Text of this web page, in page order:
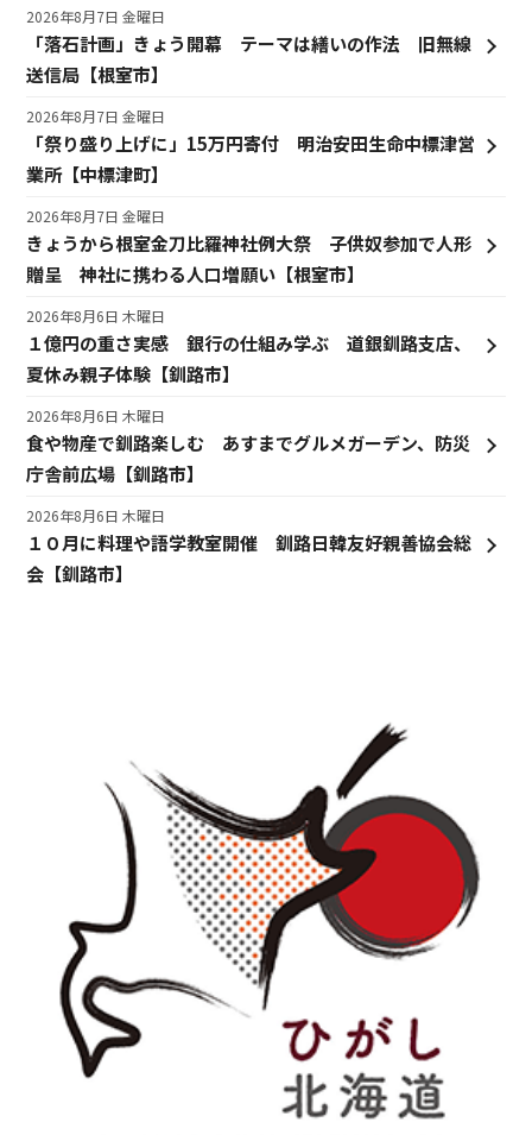
「落石計画」きょう開幕 テーマは繕いの作法 旧無線
送信局【根室市】
2026年8月7日 金曜日
「祭り盛り上げに」15万円寄付 明治安田生命中標津営
業所【中標津町】
2026年8月7日 金曜日
きょうから根室金刀比羅神社例大祭 子供奴参加で人形
贈呈 神社に携わる人口増願い【根室市】
2026年8月7日 金曜日
１億円の重さ実感 銀行の仕組み学ぶ 道銀釧路支店、
夏休み親子体験【釧路市】
2026年8月6日 木曜日
食や物産で釧路楽しむ あすまでグルメガーデン、防災
庁舎前広場【釧路市】
2026年8月6日 木曜日
１０月に料理や語学教室開催 釧路日韓友好親善協会総
会【釧路市】
2026年8月6日 木曜日